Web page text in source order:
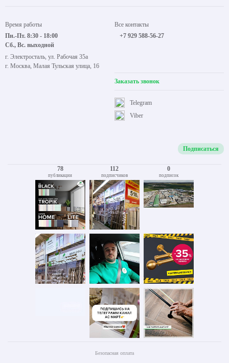
Время работы
Пн.-Пт. 8:30 - 18:00
Сб., Вс. выходной
г. Электросталь, ул. Рабочая 35а
г. Москва, Малая Тульская улица, 16
Все контакты
+7 929 588-56-27
Заказать звонок
Viber
Telegram
Подписаться
78
публикации
112
подписчиков
0
подписок
Безопасная оплата